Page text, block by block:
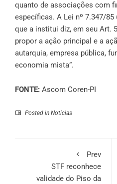
quanto de associações com
específicas. A Lei nº 7.347/85
que a institui diz, em seu Art.
propor a ação principal e a
autarquia, empresa pública,
economia mista”.
FONTE: Ascom Coren-PI
Posted in Noticias
Prev
STF reconhece
validade do Piso da